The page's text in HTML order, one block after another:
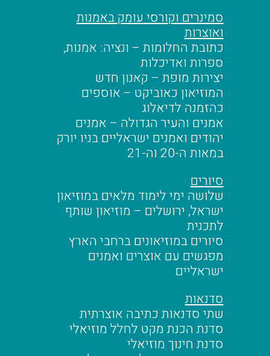
סמינרים וקורסי עומק באמנות
ואוצרות
כתובת החלומות – ונציה: אמנות,
ספרות ואדיכלות
יצירות מופת – קאנון חדש
המוזיאון כאוביקט – אוספים
כהזמנה לדיאלוג
אמנים והעיר הגדולה – אמנים
יהודים ואמנים ישראליים בניו יורק
במאות ה-20 וה-21
סיורים
שלושה ימי לימוד מלאים במוזיאון
ישראל, ירושלים – מוזיאון שותף
לתכנית
סיורים במוזיאונים ברחבי הארץ
מפגשים עם אוצרים ואמנים
ישראליים
סדנאות
שתי סדנאות כתיבה אוצרתית
סדנת הכנת מקט לחלל מוזיאלי
סדנת חינוך מוזיאלי